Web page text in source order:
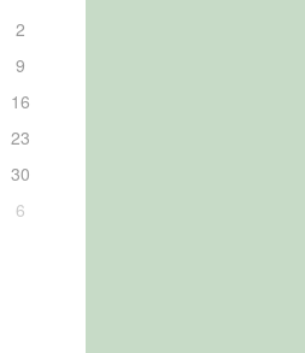
2
9
16
23
30
6